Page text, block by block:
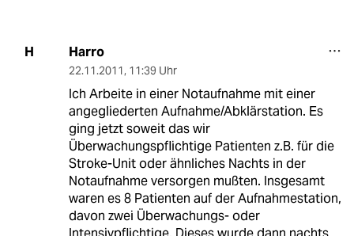
H Harro
22.11.2011, 11:39 Uhr
Ich Arbeite in einer Notaufnahme mit einer
angegliederten Aufnahme/Abklärstation. Es
ging jetzt soweit das wir
Überwachungspflichtige Patienten z.B. für die
Stroke-Unit oder ähnliches Nachts in der
Notaufnahme versorgen mußten. Insgesamt
waren es 8 Patienten auf der Aufnahmestation,
davon zwei Überwachungs- oder